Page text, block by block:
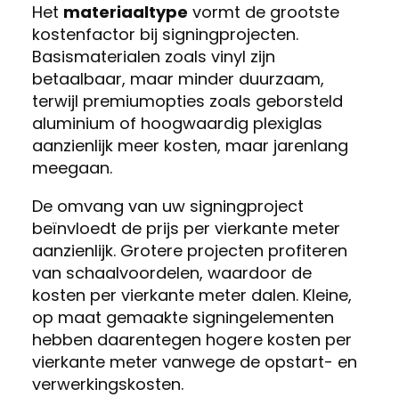
Het materiaaltype vormt de grootste
kostenfactor bij signingprojecten.
Basismaterialen zoals vinyl zijn
betaalbaar, maar minder duurzaam,
terwijl premiumopties zoals geborsteld
aluminium of hoogwaardig plexiglas
aanzienlijk meer kosten, maar jarenlang
meegaan.
De omvang van uw signingproject
beïnvloedt de prijs per vierkante meter
aanzienlijk. Grotere projecten profiteren
van schaalvoordelen, waardoor de
kosten per vierkante meter dalen. Kleine,
op maat gemaakte signingelementen
hebben daarentegen hogere kosten per
vierkante meter vanwege de opstart- en
verwerkingskosten.